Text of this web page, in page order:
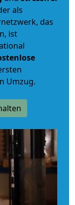
als
das
ist
Umzug.